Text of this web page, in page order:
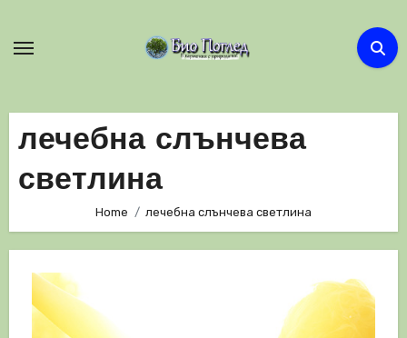
лечебна слънчева
светлина
Home лечебна слънчева светлина